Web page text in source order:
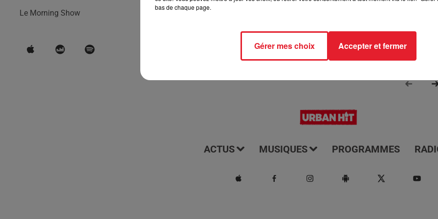
Le Morning Show
ACTUS MUSIQUES PROGRAMMES
bas de chaque page.
Gérer mes choix Accepter et fermer